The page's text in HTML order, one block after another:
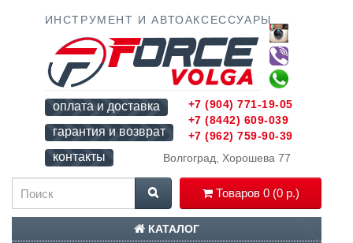
ИНСТРУМЕНТ И АВТОАКСЕССУАРЫ
оплата и доставка
гарантия и возврат
контакты
Волгоград, Хорошева 77
Товаров 0 (0 р.)
+7 (904) 771-19-05
+7 (8442) 609-039
+7 (962) 759-90-39
КАТАЛОГ